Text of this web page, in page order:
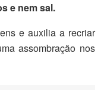
e nem sal.
e auxilia a recriar
assombração nos